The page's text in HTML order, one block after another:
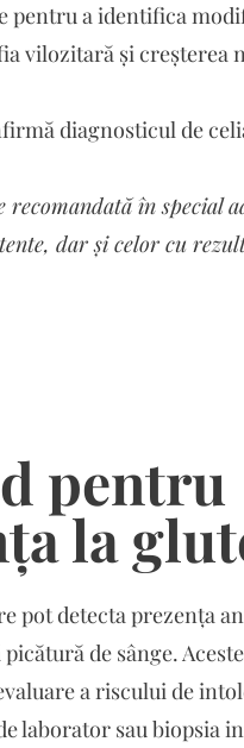
pentru a identifica
vilozitară și creșterea
diagnosticul de
recomandată în special
dar și celor cu
pentru
la
pot detecta prezența
de sânge.
a riscului de
laborator sau biopsia